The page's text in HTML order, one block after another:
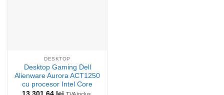
DESKTOP
Desktop Gaming Dell
Alienware Aurora ACT1250
cu procesor Intel Core